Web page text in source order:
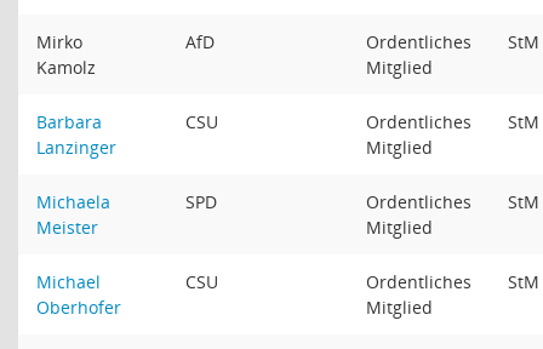
Mirko
Kamolz
AfD
Ordentliches
Mitglied
StM
Barbara
Lanzinger
CSU
Ordentliches
Mitglied
StM
Michaela
Meister
SPD
Ordentliches
Mitglied
StM
Michael
Oberhofer
CSU
Ordentliches
Mitglied
StM